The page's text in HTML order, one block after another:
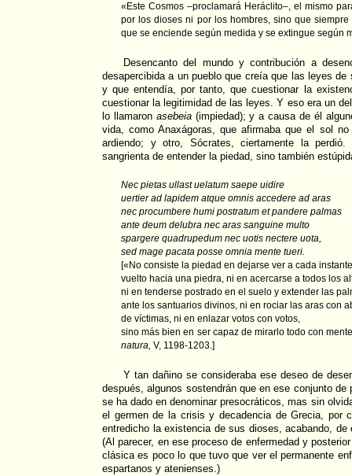
«Este Cosmos –proclamará Heráclito–, el mismo
por los dioses ni por los hombres, sino que
que se enciende según medida y se extingue según
Desencanto del mundo y contribución a
desapercibida a un pueblo que creía que las leyes
y que entendía, por tanto, que cuestionar la
cuestionar la legitimidad de las leyes. Y eso era un
lo llamaron asebeia(impiedad); y a causa de él
vida, como Anaxágoras, que afirmaba que el sol
ardiendo; y otro, Sócrates, ciertamente la
sangrienta de entender la piedad, sino también
Nec pietas ullast uelatum saepe uidire
uertier ad lapidem atque omnis accedere ad aras
nec procumbere humi postratum et pandere palmas
ante deum delubra nec aras sanguine multo
spargere quadrupedum nec uotis nectere uota,
sed mage pacata posse omnia mente tueri.
[«No consiste la piedad en dejarse ver a cada
vuelto hacia una piedra, ni en acercarse a todos los
ni en tenderse postrado en el suelo y extender las
ante los santuarios divinos, ni en rociar las aras con
de víctimas, ni en enlazar votos con votos,
sino más bien en ser capaz de mirarlo todo con
natura, V, 1198-1203.]
Y tan dañino se consideraba ese deseo de
después, algunos sostendrán que en ese conjunto de
se ha dado en denominar presocráticos, mas sin
el germen de la crisis y decadencia de Grecia, por
entredicho la existencia de sus dioses, acabando, de
(Al parecer, en ese proceso de enfermedad y
clásica es poco lo que tuvo que ver el permanente
espartanos y atenienses.)